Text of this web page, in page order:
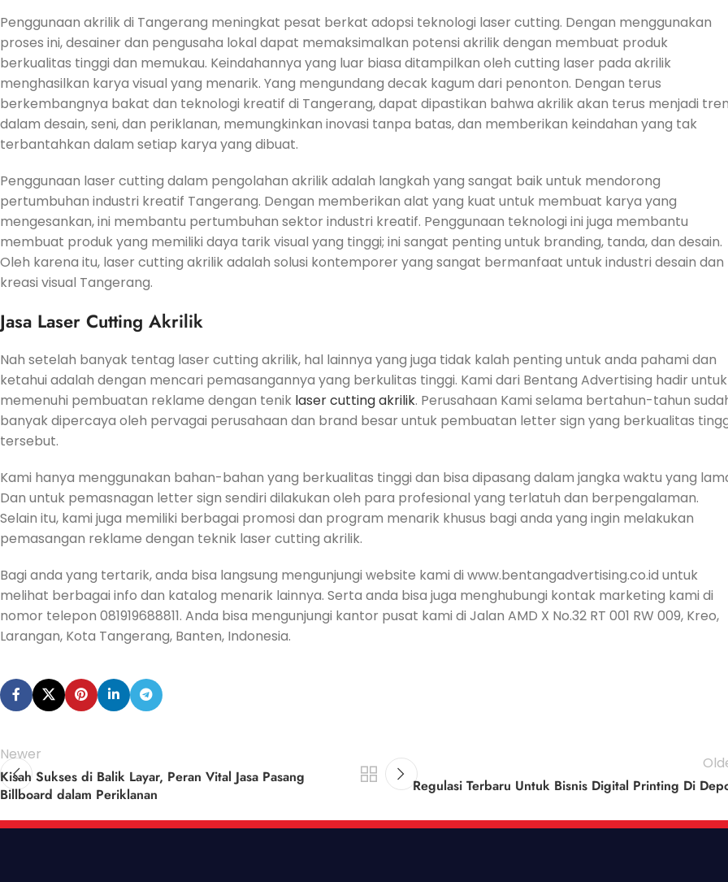
Penggunaan akrilik di Tangerang meningkat pesat berkat adopsi teknologi laser cutting. Dengan menggunakan
proses ini, desainer dan pengusaha lokal dapat memaksimalkan potensi akrilik dengan membuat produk
berkualitas tinggi dan memukau. Keindahannya yang luar biasa ditampilkan oleh cutting laser pada akrilik
menghasilkan karya visual yang menarik. Yang mengundang decak kagum dari penonton. Dengan terus
berkembangnya bakat dan teknologi kreatif di Tangerang, dapat dipastikan bahwa akrilik akan terus menjadi tren
dalam desain, seni, dan periklanan, memungkinkan inovasi tanpa batas, dan memberikan keindahan yang tak
terbantahkan dalam setiap karya yang dibuat.
Penggunaan laser cutting dalam pengolahan akrilik adalah langkah yang sangat baik untuk mendorong
pertumbuhan industri kreatif Tangerang. Dengan memberikan alat yang kuat untuk membuat karya yang
mengesankan, ini membantu pertumbuhan sektor industri kreatif. Penggunaan teknologi ini juga membantu
membuat produk yang memiliki daya tarik visual yang tinggi; ini sangat penting untuk branding, tanda, dan desain.
Oleh karena itu, laser cutting akrilik adalah solusi kontemporer yang sangat bermanfaat untuk industri desain dan
kreasi visual Tangerang.
Jasa Laser Cutting Akrilik
Nah setelah banyak tentag laser cutting akrilik, hal lainnya yang juga tidak kalah penting untuk anda pahami dan
ketahui adalah dengan mencari pemasangannya yang berkulitas tinggi. Kami dari Bentang Advertising hadir untuk
memenuhi pembuatan reklame dengan tenik laser cutting akrilik. Perusahaan Kami selama bertahun-tahun
banyak dipercaya oleh pervagai perusahaan dan brand besar untuk pembuatan letter sign yang berkualitas
tersebut.
Kami hanya menggunakan bahan-bahan yang berkualitas tinggi dan bisa dipasang dalam jangka waktu yang
Dan untuk pemasnagan letter sign sendiri dilakukan oleh para profesional yang terlatuh dan berpengalaman.
Selain itu, kami juga memiliki berbagai promosi dan program menarik khusus bagi anda yang ingin melakukan
pemasangan reklame dengan teknik laser cutting akrilik.
Bagi anda yang tertarik, anda bisa langsung mengunjungi website kami di www.bentangadvertising.co.id untuk
melihat berbagai info dan katalog menarik lainnya. Serta anda bisa juga menghubungi kontak marketing kami di
nomor telepon 081919688811. Anda bisa mengunjungi kantor pusat kami di Jalan AMD X No.32 RT 001 RW 009, Kreo,
Larangan, Kota Tangerang, Banten, Indonesia.
Newer
Kisah Sukses di Balik Layar, Peran Vital Jasa Pasang
Billboard dalam Periklanan
Regulasi Terbaru Untuk Bisnis Digital Printing Di